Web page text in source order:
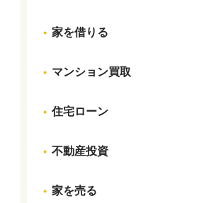
家を借りる
マンション買取
住宅ローン
不動産投資
家を売る